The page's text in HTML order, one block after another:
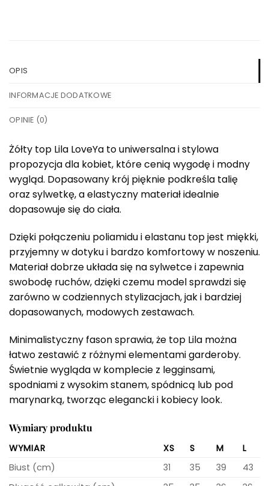
OPIS
INFORMACJE DODATKOWE
OPINIE (0)
Żółty top Lila LoveYa to uniwersalna i stylowa
propozycja dla kobiet, które cenią wygodę i modny
wygląd. Dopasowany krój pięknie podkreśla talię
oraz sylwetkę, a elastyczny materiał idealnie
dopasowuje się do ciała.
Dzięki połączeniu poliamidu i elastanu top jest miękki,
przyjemny w dotyku i bardzo komfortowy w noszeniu.
Materiał dobrze układa się na sylwetce i zapewnia
swobodę ruchów, dzięki czemu model sprawdzi się
zarówno w codziennych stylizacjach, jak i bardziej
dopasowanych, modowych zestawach.
Minimalistyczny fason sprawia, że top Lila można
łatwo zestawić z różnymi elementami garderoby.
Świetnie wygląda w komplecie z legginsami,
spodniami z wysokim stanem, spódnicą lub pod
marynarką, tworząc elegancki i kobiecy look.
Wymiary produktu
WYMIAR XS S M
L
Biust (cm)
31 35 39
43